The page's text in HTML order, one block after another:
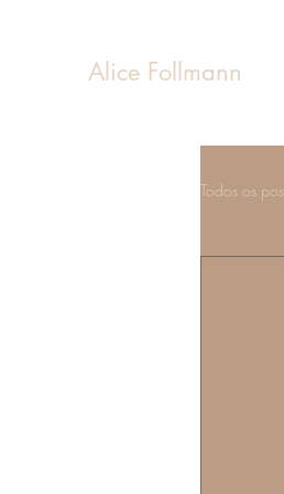
Alice Follmann
Todos os